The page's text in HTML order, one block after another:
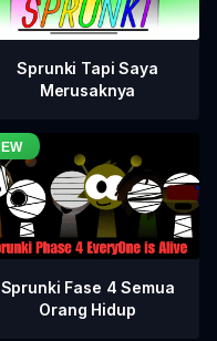
Sprunki Tapi Saya
Merusaknya
Sprunki Fase 4 Semua
Orang Hidup